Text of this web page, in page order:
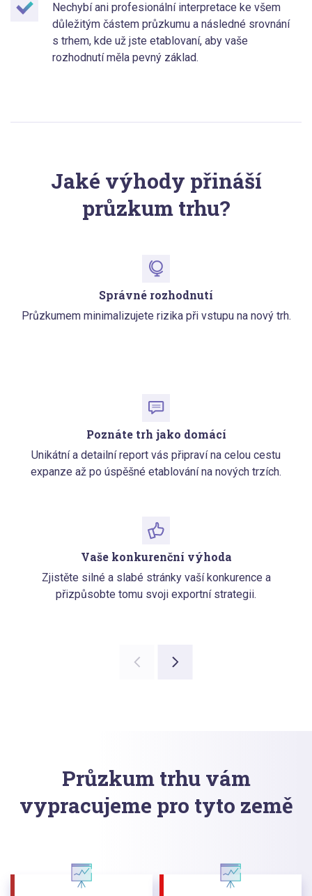
Nechybí ani profesionální interpretace ke všem
důležitým částem průzkumu a následné srovnání
s trhem, kde už jste etablovaní, aby vaše
rozhodnutí měla pevný základ.
Jaké výhody přináší
průzkum trhu?
Správné rozhodnutí
Průzkumem minimalizujete rizika při vstupu na nový trh.
Poznáte trh jako domácí
Unikátní a detailní report vás připraví na celou cestu
expanze až po úspěšné etablování na nových trzích.
Vaše konkurenční výhoda
Zjistěte silné a slabé stránky vaší konkurence a
přizpůsobte tomu svoji exportní strategii.
Průzkum trhu vám
vypracujeme pro tyto země